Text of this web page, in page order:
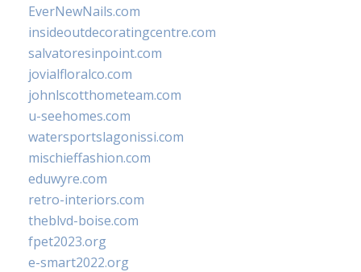
EverNewNails.com
insideoutdecoratingcentre.com
salvatoresinpoint.com
jovialfloralco.com
johnlscotthometeam.com
u-seehomes.com
watersportslagonissi.com
mischieffashion.com
eduwyre.com
retro-interiors.com
theblvd-boise.com
fpet2023.org
e-smart2022.org